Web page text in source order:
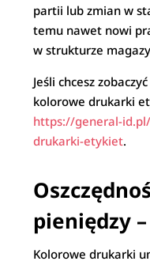
partii lub zmian w
temu nawet nowi
w strukturze
Jeśli chcesz
kolorowe drukarki
https://general-
drukarki-etykiet.
pieniędzy
Kolorowe drukarki